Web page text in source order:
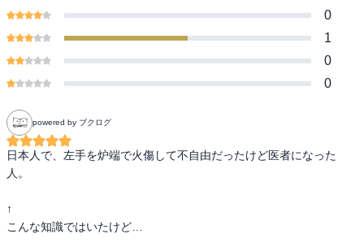
0
1
0
0
powered by ブクログ
日本人で、左手を炉端で火傷して不自由だったけど医者になった
人。
↑
こんな知識ではいたけど…